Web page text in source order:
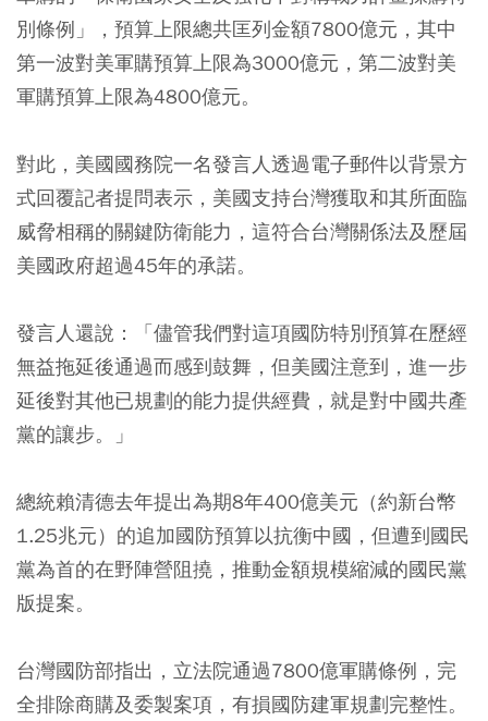
別條例」，預算上限總共匡列金額7800億元，其中
第一波對美軍購預算上限為3000億元，第二波對美
軍購預算上限為4800億元。
對此，美國國務院一名發言人透過電子郵件以背景方
式回覆記者提問表示，美國支持台灣獲取和其所面臨
威脅相稱的關鍵防衛能力，這符合台灣關係法及歷屆
美國政府超過45年的承諾。
發言人還說：「儘管我們對這項國防特別預算在歷經
無益拖延後通過而感到鼓舞，但美國注意到，進一步
延後對其他已規劃的能力提供經費，就是對中國共產
黨的讓步。」
總統賴清德去年提出為期8年400億美元（約新台幣
1.25兆元）的追加國防預算以抗衡中國，但遭到國民
黨為首的在野陣營阻撓，推動金額規模縮減的國民黨
版提案。
台灣國防部指出，立法院通過7800億軍購條例，完
全排除商購及委製案項，有損國防建軍規劃完整性。